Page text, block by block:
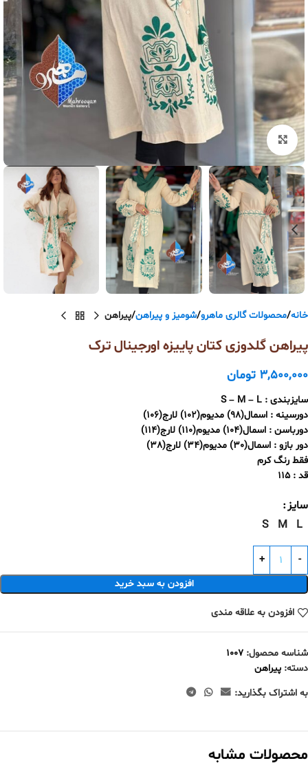
بزرگنمایی تصویر
خانه محصولات گالری ماهرو شومیز و پیراهن پیراهن
پیراهن گلدوزی کتان پاییزه اورجینال ترک
3,500,000 تومان
سایزبندی : S – M – L
دورسینه : اسمال(98) مدیوم(102) لارج(106)
دورباسن : اسمال(104) مدیوم(110) لارج(114)
دور بازو : اسمال(30) مدیوم(34) لارج(38)
فقط رنگ کرم
قد : 115
سایز
L
M
S
افزودن به سبد خرید
افزودن به علاقه مندی
شناسه محصول: 1007
دسته: پیراهن
به اشتراک بگذارید:
محصولات مشابه